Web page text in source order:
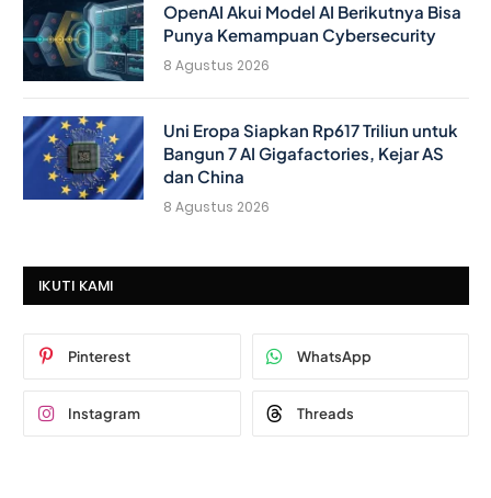
OpenAI Akui Model AI Berikutnya Bisa
Punya Kemampuan Cybersecurity
8 Agustus 2026
Uni Eropa Siapkan Rp617 Triliun untuk
Bangun 7 AI Gigafactories, Kejar AS
dan China
8 Agustus 2026
IKUTI KAMI
Pinterest WhatsApp
Instagram Threads